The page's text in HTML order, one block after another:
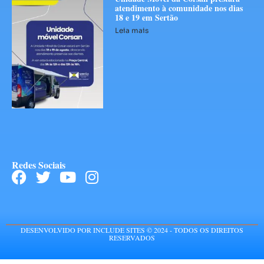
atendimento à comunidade nos dias
18 e 19 em Sertão
Leia mais
Redes Sociais
DESENVOLVIDO POR INCLUDE SITES © 2024 - TODOS OS DIREITOS
RESERVADOS